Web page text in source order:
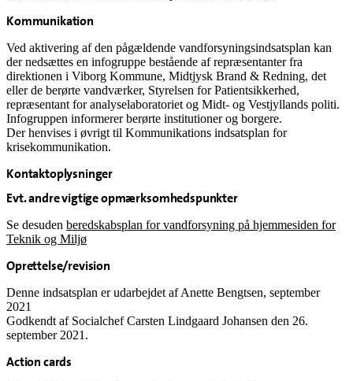
Kommunikation
Ved aktivering af den pågældende vandforsyningsindsatsplan kan
der nedsættes en infogruppe bestående af repræsentanter fra
direktionen i Viborg Kommune, Midtjysk Brand & Redning, det
eller de berørte vandværker, Styrelsen for Patientsikkerhed,
repræsentant for analyselaboratoriet og Midt- og Vestjyllands politi.
Infogruppen informerer berørte institutioner og borgere.
Der henvises i øvrigt til Kommunikations indsatsplan for
krisekommunikation.
Kontaktoplysninger
Evt. andre vigtige opmærksomhedspunkter
Se desuden beredskabsplan for vandforsyning på hjemmesiden for
Teknik og Miljø
Oprettelse/revision
Denne indsatsplan er udarbejdet af Anette Bengtsen, september
2021
Godkendt af Socialchef Carsten Lindgaard Johansen den 26.
september 2021.
Action cards